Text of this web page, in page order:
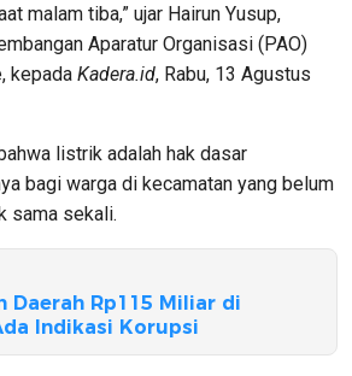
malam tiba,” ujar Hairun Yusup,
Aparatur Organisasi (PAO)
kepada Kadera.id, Rabu, 13 Agustus
listrik adalah hak dasar
bagi warga di kecamatan yang belum
sama sekali.
Daerah Rp115 Miliar di
Indikasi Korupsi